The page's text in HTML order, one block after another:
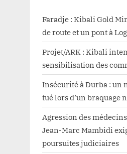
Faradje : Kibali Gold
de route et un pont à
Projet/ARK : Kibali
sensibilisation des
Insécurité à Durba : un
tué lors d’un braquage
Agression des
Jean-Marc Mambidi
poursuites judiciaires